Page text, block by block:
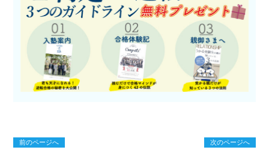
前のページへ 次のページへ